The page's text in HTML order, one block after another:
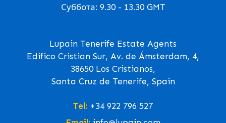
Суббота: 9.30 - 13.30 GMT
Lupain Tenerife Estate Agents
Edifico Cristian Sur, Av. de Ámsterdam, 4,
38650 Los Cristianos,
Santa Cruz de Tenerife, Spain
Tel: +34 922 796 527